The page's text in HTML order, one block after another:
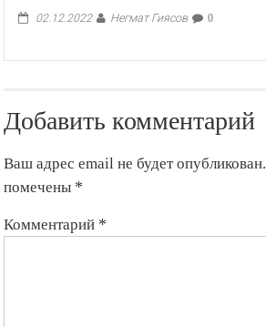
02.12.2022 Негмат Гиясов 0
Добавить комментарий
Ваш адрес email не будет опубликован.
помечены *
Комментарий *